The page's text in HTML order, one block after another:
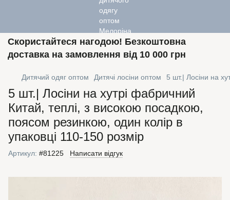
Скористайтеся нагодою! Безкоштовна
доставка на замовлення від 10 000 грн
Дитячий одяг оптом Дитячі лосіни оптом 5 шт.| Лосіни на
5 шт.| Лосіни на хутрі фабричний
Китай, теплі, з високою посадкою,
поясом резинкою, один колір в
упаковці 110-150 розмір
Артикул: #81225 Написати відгук